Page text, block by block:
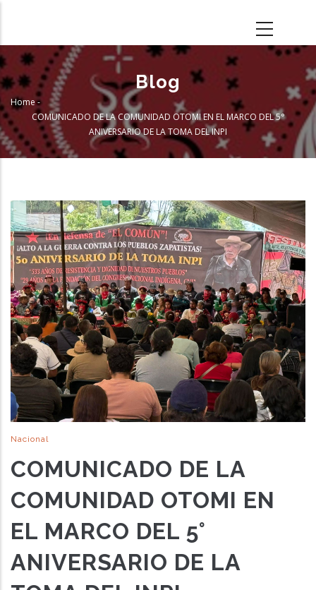
main
content
Blog
Breadcrumb
Home -
COMUNICADO DE LA COMUNIDAD OTOMI EN EL MARCO DEL 5°
ANIVERSARIO DE LA TOMA DEL INPI
Nacional
COMUNICADO DE LA
COMUNIDAD OTOMI EN
EL MARCO DEL 5°
ANIVERSARIO DE LA